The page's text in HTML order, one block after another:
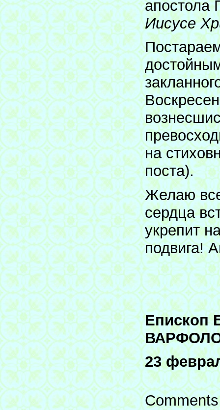
апостола
Иисусе
на
поста).
Желаю
сердца
укрепит
подвига!
Епископ
23